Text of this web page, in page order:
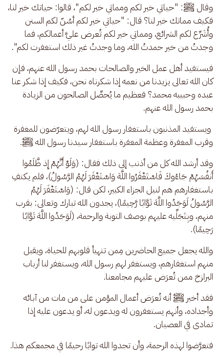
وقال ﷺ: "حياتي خير لكم ومماتي خير لكم"، قالوا: حياتك خير لنا،
فكيف مماتك خير لنا؟ قال: "حياتي خير لكم أسُنّ لكم السنن
وأُشَرِّع لكم الشرائع، ومماتي خير لكم تُعرض عليَّ أعمالكم، فما
وجدتُ من خير حمدتُ الله، وما وجدتُ غير ذلك استغفرت لكم".
فيستفيد أهل عمل الخير والصالحات بحمد رسول الله عنهم، فإن
كان الله تعالى يزيدنا من نعمه إذا شكرناه نحن، فكيف إذا شكر عنا
عبده وحبيبه محمد؟ فعظيم ما يُحصِّل الصالحون من الزيادة
بحمد رسول الله عنهم.
ويستفيد المذنبون باستغفار رسول الله لهم، ويتعرّضون للمغفرة
وقرب المغفرة وعظمة المغفرة باستغفار سيدنا رسول الله ﷺ.
وقد أرشد الله كل من أذنب إلى ذلك فقال: (وَلَوْ أَنَّهُمْ إِذ ظَّلَمُوا
أَنفُسَهُمْ جَاءُوكَ فَاسْتَغْفَرُوا اللَّهَ وَاسْتَغْفَرَ لَهُمُ الرَّسُولُ)، فلم يكتفِ
باستغفارهم هم لنيل الجزاء الكبير، لكن قال: (وَاسْتَغْفَرَ لَهُمُ
الرَّسُولُ لَوَجَدُوا اللَّهَ تَوَّابًا رَّحِيمًا)، يجدون الله تبارك وتعالى: بقرب
منهم، وبِتَجَلِّيه عليهم بوصف التوبة والرحمة، (لَوَجَدُوا اللَّهَ تَوَّابًا
رَحِيمًا).
والله يجعل جميع الحاضرين مِمن تتهيأ قلوبهم للحياة، ويقبل
منهم استغفارهم، ويستغفر لهم رسول الله، ويستغفر لنا أرباب
البرازخ ممن تُعرَض عليهم مجامعنا.
فقد أخبر ﷺ أنه تُعرَض أعمال المؤمن على من مات من آبائه
وأجداده، وأنهم يستغفرون له ويدعون له، أو يدعون عليه إذا
تمادى في العصيان.
فتعرَّضوا لهذه الرحمة، وأن تجدوا الله توابًا رحيمًا في مجمعكم هذا.